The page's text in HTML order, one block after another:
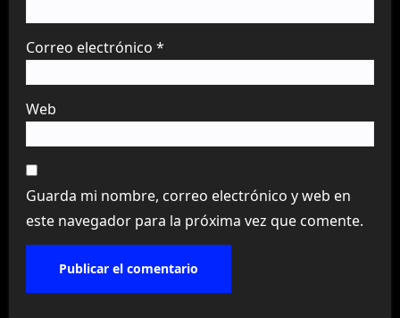
Correo electrónico *
Web
Guarda mi nombre, correo electrónico y web en
este navegador para la próxima vez que comente.